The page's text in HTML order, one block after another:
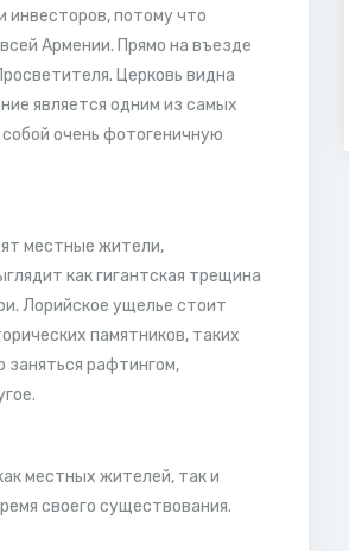
инвесторов, потому что
Армении. Прямо на въезде
Церковь видна
является одним из самых
очень фотогеничную
местные жители,
как гигантская трещина
Лорийское ущелье стоит
памятников, таких
заняться рафтингом,
местных жителей, так и
своего существования.